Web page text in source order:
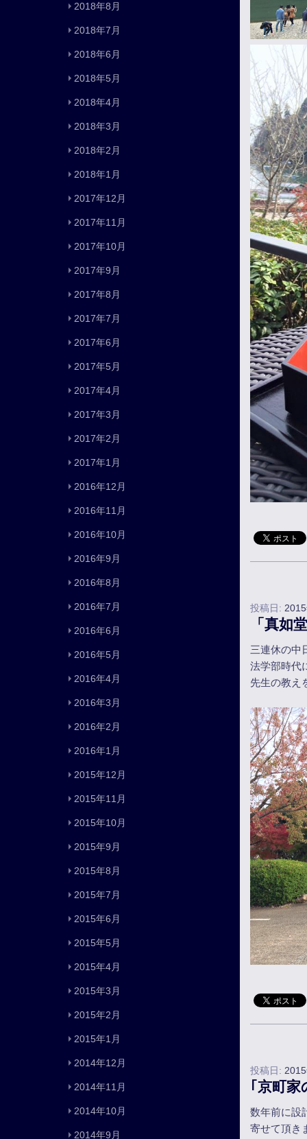
投稿日:
「真如
三連休の中
法学部時代
先生の教え
投稿日:
｢京町家
数年前に設
寄せて頂き
2018年8月
2018年7月
2018年6月
2018年5月
2018年4月
2018年3月
2018年2月
2018年1月
2017年12月
2017年11月
2017年10月
2017年9月
2017年8月
2017年7月
2017年6月
2017年5月
2017年4月
2017年3月
2017年2月
2017年1月
2016年12月
2016年11月
2016年10月
2016年9月
2016年8月
2016年7月
2016年6月
2016年5月
2016年4月
2016年3月
2016年2月
2016年1月
2015年12月
2015年11月
2015年10月
2015年9月
2015年8月
2015年7月
2015年6月
2015年5月
2015年4月
2015年3月
2015年2月
2015年1月
2014年12月
2014年11月
2014年10月
2014年9月